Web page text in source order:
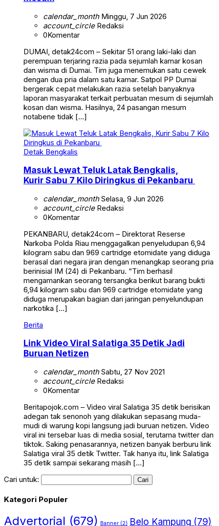
calendar_monthMinggu, 7 Jun 2026
account_circleRedaksi
0Komentar
DUMAI, detak24com – Sekitar 51 orang laki-laki dan
perempuan terjaring razia pada sejumlah kamar kosan
dan wisma di Dumai. Tim juga menemukan satu cewek
dengan dua pria dalam satu kamar. Satpol PP Dumai
bergerak cepat melakukan razia setelah banyaknya
laporan masyarakat terkait perbuatan mesum di sejumlah
kosan dan wisma. Hasilnya, 24 pasangan mesum
notabene tidak […]
Detak Bengkalis
Masuk Lewat Teluk Latak Bengkalis,
Kurir Sabu 7 Kilo Diringkus di Pekanbaru
calendar_monthSelasa, 9 Jun 2026
account_circleRedaksi
0Komentar
PEKANBARU, detak24com – Direktorat Reserse
Narkoba Polda Riau menggagalkan penyeludupan 6,94
kilogram sabu dan 969 cartridge etomidate yang diduga
berasal dari negara jiran dengan menangkap seorang pria
berinisial IM (24) di Pekanbaru. “Tim berhasil
mengamankan seorang tersangka berikut barang bukti
6,94 kilogram sabu dan 969 cartridge etomidate yang
diduga merupakan bagian dari jaringan penyelundupan
narkotika […]
Berita
Link Video Viral Salatiga 35 Detik Jadi
Buruan Netizen
calendar_monthSabtu, 27 Nov 2021
account_circleRedaksi
0Komentar
Beritapojok.com – Video viral Salatiga 35 detik berisikan
adegan tak senonoh yang dilakukan sepasang muda-
mudi di warung kopi langsung jadi buruan netizen. Video
viral ini tersebar luas di media sosial, terutama twitter dan
tiktok. Saking penasarannya, netizen banyak berburu link
Salatiga viral 35 detik Twitter. Tak hanya itu, link Salatiga
35 detik sampai sekarang masih […]
Cari untuk:
Kategori Populer
Advertorial (679) Banner (2) Belo Kampung (79)